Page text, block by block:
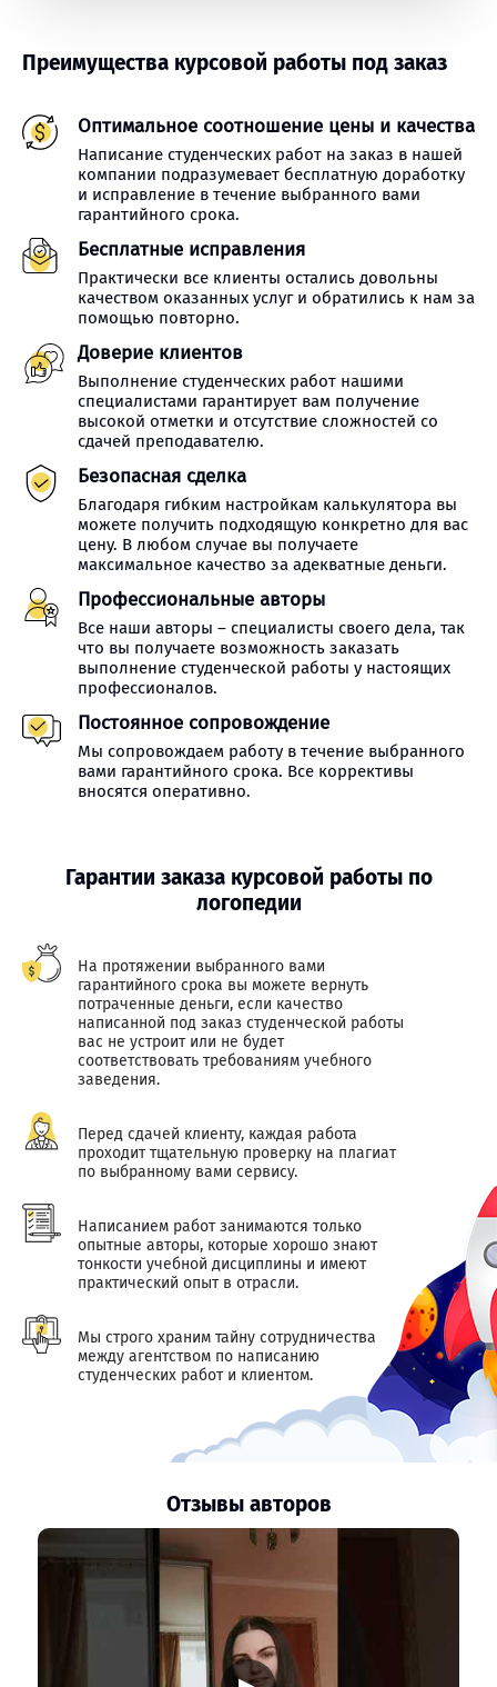
Преимущества курсовой работы под заказ
Оптимальное соотношение цены и качества
Написание студенческих работ на заказ в нашей
компании подразумевает бесплатную доработку
и исправление в течение выбранного вами
гарантийного срока.
Бесплатные исправления
Практически все клиенты остались довольны
качеством оказанных услуг и обратились к нам за
помощью повторно.
Доверие клиентов
Выполнение студенческих работ нашими
специалистами гарантирует вам получение
высокой отметки и отсутствие сложностей со
сдачей преподавателю.
Безопасная сделка
Благодаря гибким настройкам калькулятора вы
можете получить подходящую конкретно для вас
цену. В любом случае вы получаете
максимальное качество за адекватные деньги.
Профессиональные авторы
Все наши авторы – специалисты своего дела, так
что вы получаете возможность заказать
выполнение студенческой работы у настоящих
профессионалов.
Постоянное сопровождение
Мы сопровождаем работу в течение выбранного
вами гарантийного срока. Все коррективы
вносятся оперативно.
Гарантии заказа курсовой работы по
логопедии
На протяжении выбранного вами
гарантийного срока вы можете вернуть
потраченные деньги, если качество
написанной под заказ студенческой работы
вас не устроит или не будет
соответствовать требованиям учебного
заведения.
Перед сдачей клиенту, каждая работа
проходит тщательную проверку на плагиат
по выбранному вами сервису.
Написанием работ занимаются только
опытные авторы, которые хорошо знают
тонкости учебной дисциплины и имеют
практический опыт в отрасли.
Мы строго храним тайну сотрудничества
между агентством по написанию
студенческих работ и клиентом.
Отзывы авторов